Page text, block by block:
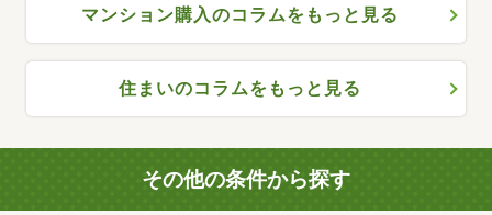
マンション購入のコラムをもっと見る
住まいのコラムをもっと見る
その他の条件から探す